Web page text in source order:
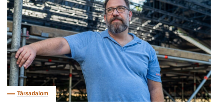
Társadalom